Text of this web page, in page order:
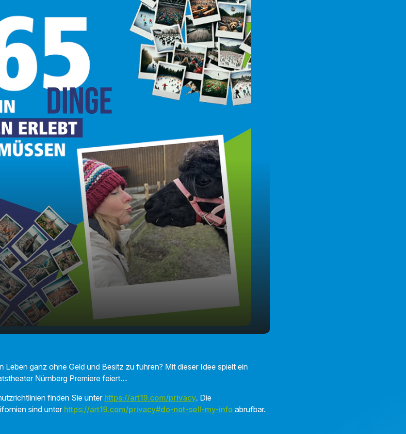
Leben ganz ohne Geld und Besitz zu führen? Mit dieser Idee spielt ein
Nürnberg Premiere feiert…
finden Sie unter https://art19.com/privacy. Die
sind unterhttps://art19.com/privacy#do-not-sell-my-info abrufbar.